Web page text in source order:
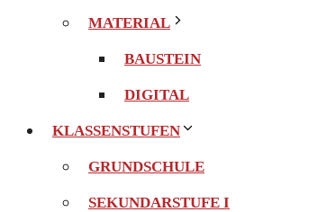
MATERIAL
BAUSTEIN
DIGITAL
KLASSENSTUFEN
GRUNDSCHULE
SEKUNDARSTUFE I